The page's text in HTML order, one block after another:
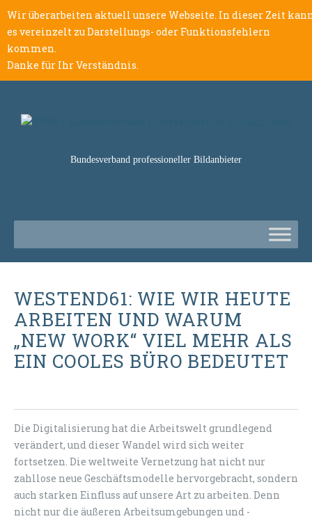
Wir überarbeiten aktuell unsere Webseite. In dieser Zeit
es vereinzelt zu Darstellungs- oder Funktionsfehlern
kommen.
Danke für Ihr Verständnis.
Bundesverband professioneller Bildanbieter
WESTEND61: WIE WIR HEUTE
ARBEITEN UND WARUM
„NEW WORK“ VIEL MEHR ALS
EIN COOLES BÜRO BEDEUTET
Die Digitalisierung hat die Arbeitswelt grundlegend
verändert, und dieser Wandel wird sich weiter
fortsetzen. Die weltweite Vernetzung hat nicht nur
zahllose neue Geschäftsmodelle hervorgebracht, sondern
auch starken Einfluss auf unsere Art zu arbeiten. Denn
nicht nur die äußeren Arbeitsumgebungen und -